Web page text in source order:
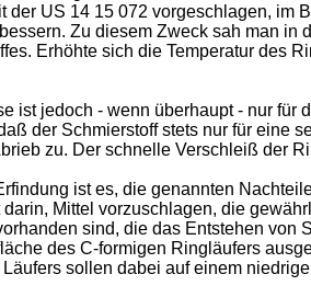
der US 14 15 072 vorgeschlagen,
Zu diesem Zweck sah man
Erhöhte sich die Temperatur des
ist jedoch - wenn überhaupt - nur
der Schmierstoff stets nur für eine
zu. Der schnelle Verschleiß der
ist es, die genannten
Mittel vorzuschlagen, die
sind, die das Entstehen
des C-formigen Ringläufers
sollen dabei auf einem